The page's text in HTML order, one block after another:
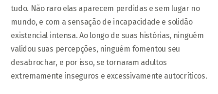
tudo. Não raro elas aparecem perdidas e sem lugar no
mundo, e com a sensação de incapacidade e solidão
existencial intensa. Ao longo de suas histórias, ninguém
validou suas percepções, ninguém fomentou seu
desabrochar, e por isso, se tornaram adultos
extremamente inseguros e excessivamente autocríticos.